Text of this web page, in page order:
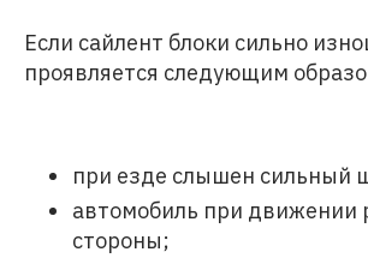
Если сайлент блоки сильно
проявляется следующим
при езде слышен сильный
автомобиль при движении
стороны;